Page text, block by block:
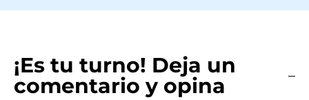
¡Es tu turno! Deja un
comentario y opina